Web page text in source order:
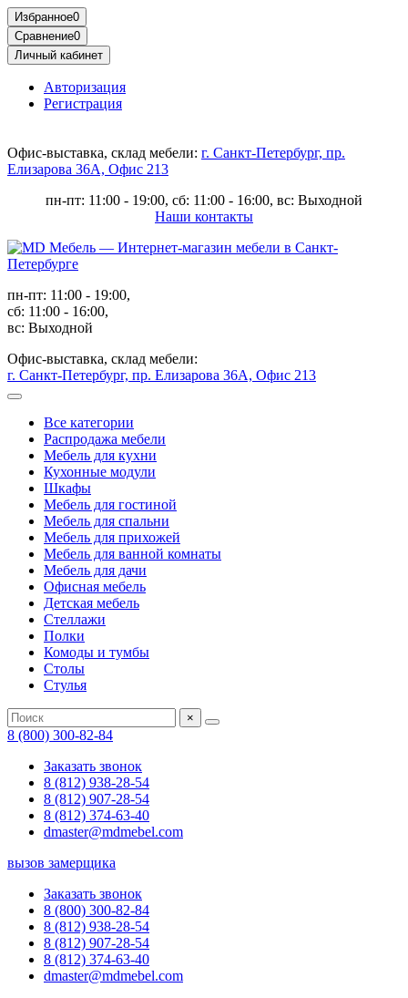
Избранное0
Сравнение0
Личный кабинет
Авторизация
Регистрация
Офис-выставка, склад мебели: г. Санкт-Петербург, пр.
Елизарова 36А, Офис 213
пн-пт: 11:00 - 19:00, сб: 11:00 - 16:00, вс: Выходной
Наши контакты
пн-пт: 11:00 - 19:00,
сб: 11:00 - 16:00,
вс: Выходной
Офис-выставка, склад мебели:
г. Санкт-Петербург, пр. Елизарова 36А, Офис 213
Все категории
Распродажа мебели
Мебель для кухни
Кухонные модули
Шкафы
Мебель для гостиной
Мебель для спальни
Мебель для прихожей
Мебель для ванной комнаты
Мебель для дачи
Офисная мебель
Детская мебель
Стеллажи
Полки
Комоды и тумбы
Столы
Стулья
×
8 (800) 300-82-84
Заказать звонок
8 (812) 938-28-54
8 (812) 907-28-54
8 (812) 374-63-40
dmaster@mdmebel.com
вызов замерщика
Заказать звонок
8 (800) 300-82-84
8 (812) 938-28-54
8 (812) 907-28-54
8 (812) 374-63-40
dmaster@mdmebel.com